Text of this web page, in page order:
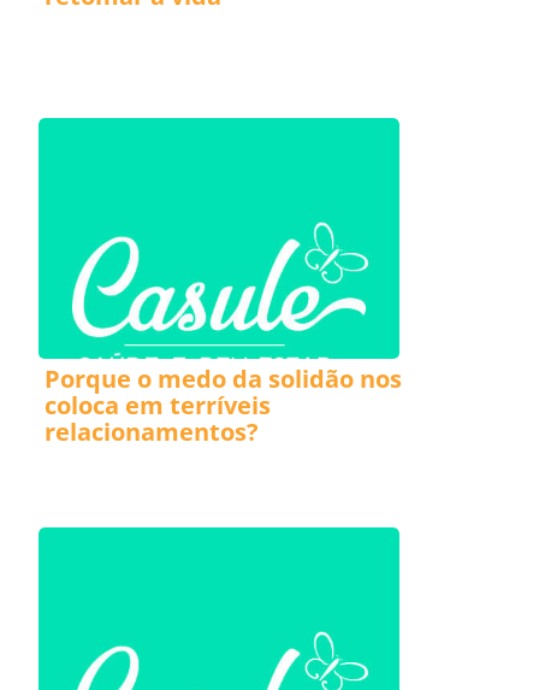
Porque o medo da solidão nos
coloca em terríveis
relacionamentos?